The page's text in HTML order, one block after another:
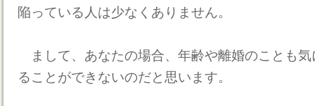
陥っている人は少なくありません。
まして、あなたの場合、年齢や離婚のことも気
ることができないのだと思います。